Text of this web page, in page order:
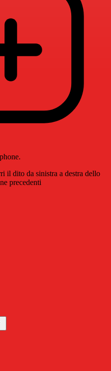
il dito da sinistra a destra dello
precedenti